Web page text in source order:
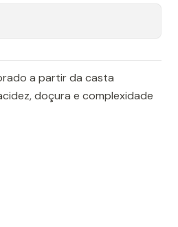
a partir da casta
doçura e complexidade